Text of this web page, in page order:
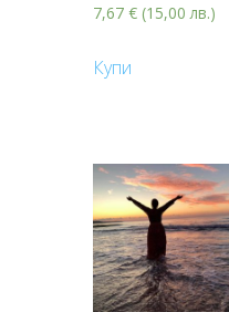
7,67 € (15,00 лв.)
Купи